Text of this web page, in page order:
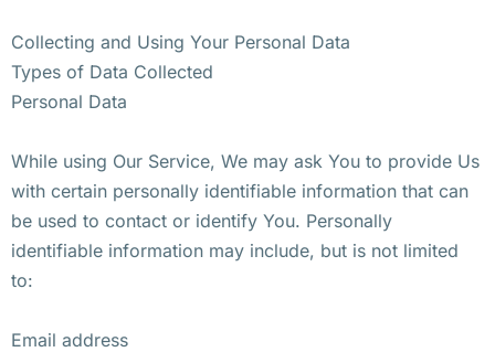
Collecting and Using Your Personal Data
Types of Data Collected
Personal Data
While using Our Service, We may ask You to provide Us
with certain personally identifiable information that can
be used to contact or identify You. Personally
identifiable information may include, but is not limited
to:
Email address